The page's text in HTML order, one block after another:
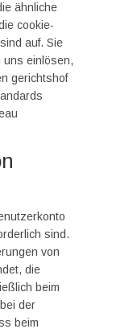
ähnliche
cookie-
auf. Sie
uns einlösen,
gerichtshof
sind.
von
die
beim
der
beim